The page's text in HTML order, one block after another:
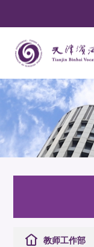
教师工作部